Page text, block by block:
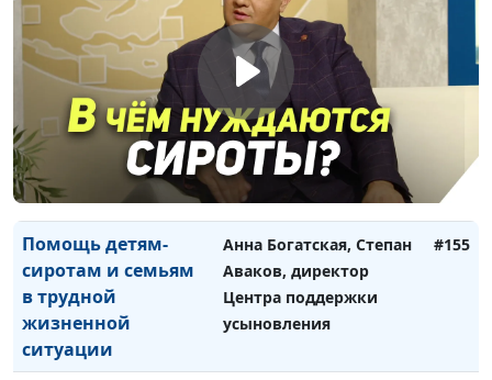
Призвание от Бога
Анна Богатская,
Александр Синицын,
священнослужитель,
магистр богословия
Преодолевая
трудности
Анна Богатская, Степан
Аваков, директор Центра
поддержки усыновления
Помощь детям-
сиротам и семьям
в трудной
жизненной
ситуации
Анна Богатская, Степан
Аваков, директор
Центра поддержки
усыновления
#155